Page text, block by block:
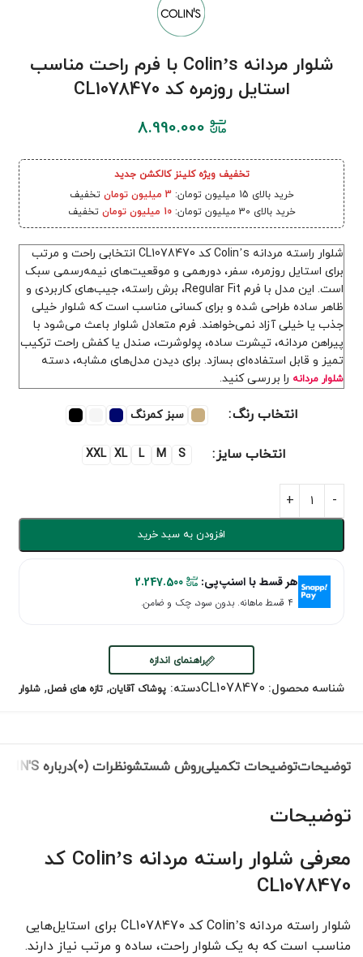
شلوار مردانه Colin’s با فرم راحت مناسب
استایل روزمره کد CL1078470
8.990.000
تخفیف ویژه کلینز کالکشن جدید
خرید بالای 15 میلیون تومان:
3 میلیون تومان
تخفیف
خرید بالای 30 میلیون تومان:
10 میلیون تومان تخفیف
شلوار راسته مردانه Colin’s کد CL1078470 انتخابی راحت و مرتب
برای استایل روزمره، سفر، دورهمی و موقعیت‌های نیمه‌رسمی سبک
است. این مدل با فرم Regular Fit، برش راسته، جیب‌های کاربردی و
ظاهر ساده طراحی شده و برای کسانی مناسب است که شلوار خیلی
جذب یا خیلی آزاد نمی‌خواهند. فرم متعادل شلوار باعث می‌شود با
پیراهن مردانه، تیشرت ساده، پولوشرت، صندل یا کفش راحت ترکیب
تمیز و قابل استفاده‌ای بسازد. برای دیدن مدل‌های مشابه، دسته
شلوار مردانه را بررسی کنید.
انتخاب رنگ سبز کمرنگ
انتخاب سایز S
M
L
XL
XXL
افزودن به سبد خرید
هر قسط با اسنپ‌پی: 2.247.500
۴ قسط ماهانه. بدون سود، چک و ضامن.
راهنمای اندازه
شناسه محصول: CL1078470دسته: پوشاک آقایان, تازه های فصل, شلوار
توضیحاتتوضیحات تکمیلیروش شستشونظرات (0) درباره COLIN'S
توضیحات
معرفی شلوار راسته مردانه Colin’s کد
CL1078470
شلوار راسته مردانه Colin’s کد CL1078470 برای استایل‌هایی
مناسب است که به یک شلوار راحت، ساده و مرتب نیاز دارند.